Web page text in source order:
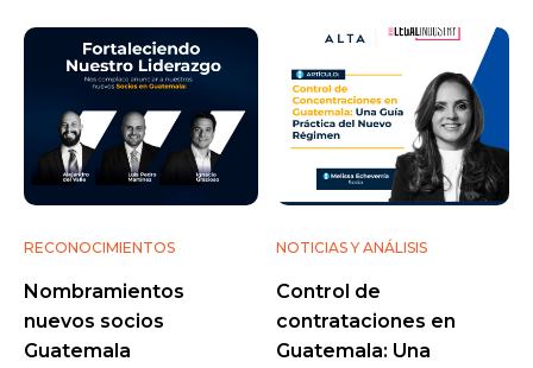
RECONOCIMIENTOS
Nombramientos
nuevos socios
Guatemala
NOTICIAS Y ANÁLISIS
Control de
contrataciones en
Guatemala: Una